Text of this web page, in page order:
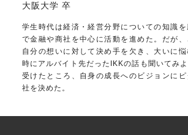
大阪大学 卒
学生時代は経済・経営分野についての知識
で金融や商社を中心に活動を進めた。だが、
自分の想いに対して決め手を欠き、大いに
時にアルバイト先だったIKKの話も聞いてみ
受けたところ、自身の成長へのビジョンにピ
社を決めた。